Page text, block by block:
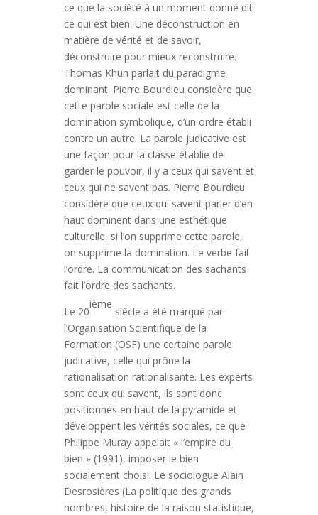
ce que la société à un moment donné dit
ce qui est bien. Une déconstruction en
matière de vérité et de savoir,
déconstruire pour mieux reconstruire.
Thomas Khun parlait du paradigme
dominant. Pierre Bourdieu considère que
cette parole sociale est celle de la
domination symbolique, d’un ordre établi
contre un autre. La parole judicative est
une façon pour la classe établie de
garder le pouvoir, il y a ceux qui savent et
ceux qui ne savent pas. Pierre Bourdieu
considère que ceux qui savent parler d’en
haut dominent dans une esthétique
culturelle, si l’on supprime cette parole,
on supprime la domination. Le verbe fait
l’ordre. La communication des sachants
fait l’ordre des sachants.
Le 20
ième
siècle a été marqué par
l’Organisation Scientifique de la
Formation (OSF) une certaine parole
judicative, celle qui prône la
rationalisation rationalisante. Les experts
sont ceux qui savent, ils sont donc
positionnés en haut de la pyramide et
développent les vérités sociales, ce que
Philippe Muray appelait « l’empire du
bien » (1991), imposer le bien
socialement choisi. Le sociologue Alain
Desrosières (La politique des grands
nombres, histoire de la raison statistique,